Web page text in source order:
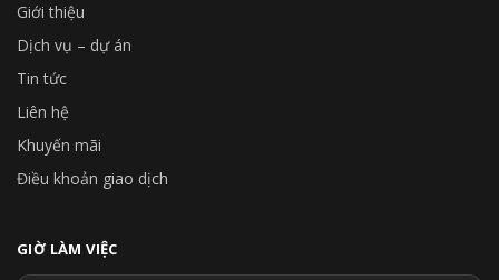
Giới thiệu
Dịch vụ – dự án
Tin tức
Liên hệ
Khuyến mãi
Điều khoản giao dịch
GIỜ LÀM VIỆC